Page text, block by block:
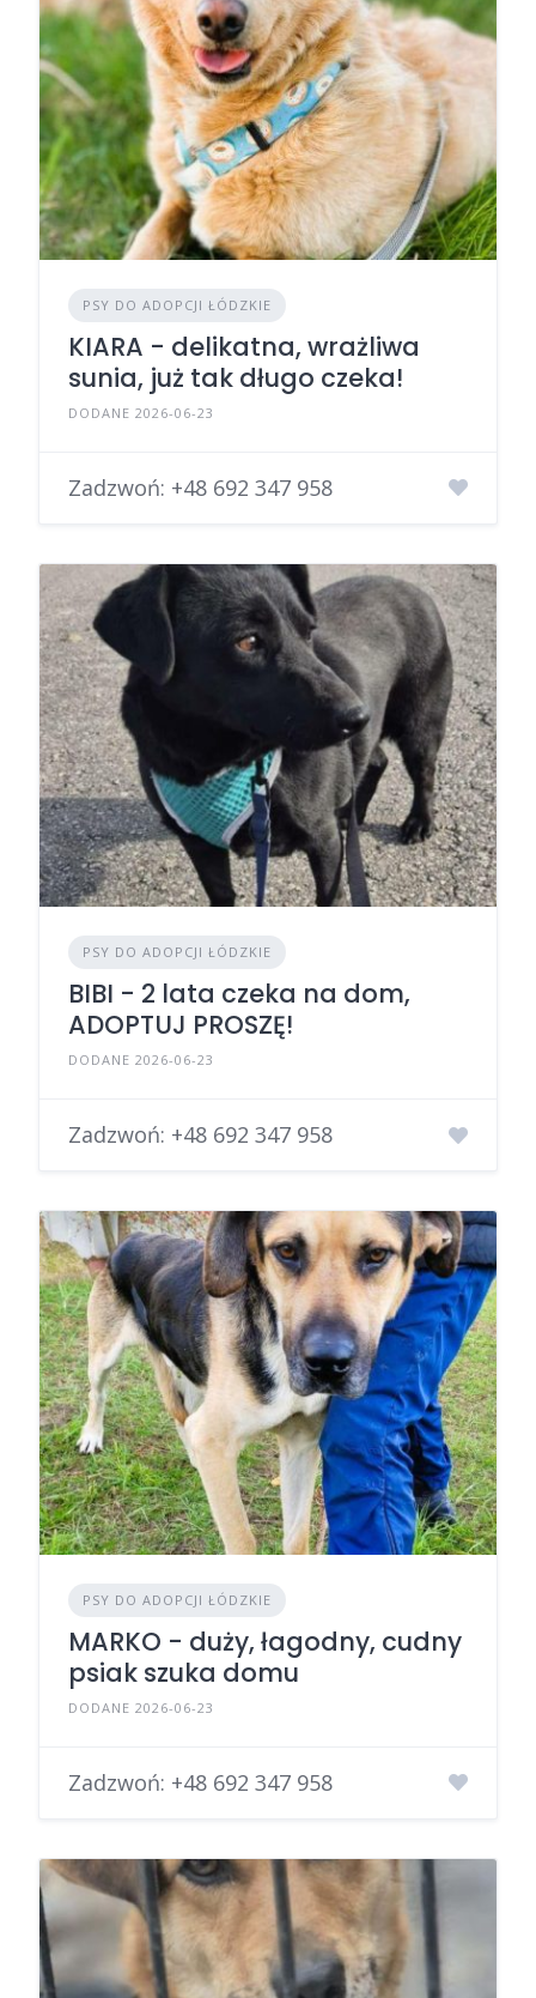
PSY DO ADOPCJI ŁÓDZKIE
KIARA - delikatna, wrażliwa
sunia, już tak długo czeka!
DODANE 2026-06-23
Zadzwoń: +48 692 347 958
PSY DO ADOPCJI ŁÓDZKIE
BIBI - 2 lata czeka na dom,
ADOPTUJ PROSZĘ!
DODANE 2026-06-23
Zadzwoń: +48 692 347 958
PSY DO ADOPCJI ŁÓDZKIE
MARKO - duży, łagodny, cudny
psiak szuka domu
DODANE 2026-06-23
Zadzwoń: +48 692 347 958